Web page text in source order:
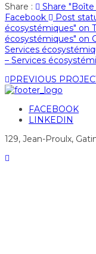
Share :
Share
Facebook
Post
écosystémiques" on
écosystémiques" on
Services
– Services
PREVIOUS
FACEBOOK
LINKEDIN
129, Jean-Proulx,